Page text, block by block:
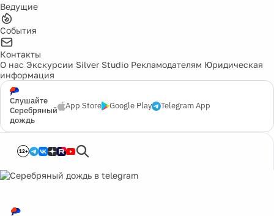
Ведущие
События
Контакты
О нас Экскурсии Silver Studio Рекламодателям Юридическая
информация
Слушайте
Серебряный
дождь
App Store Google Play Telegram App
12+